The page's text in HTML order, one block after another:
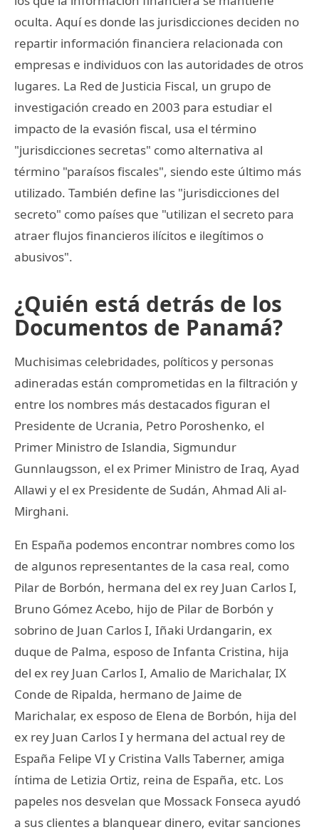
oculta. Aquí es donde las jurisdicciones deciden no
repartir información financiera relacionada con
empresas e individuos con las autoridades de otros
lugares. La Red de Justicia Fiscal, un grupo de
investigación creado en 2003 para estudiar el
impacto de la evasión fiscal, usa el término
"jurisdicciones secretas" como alternativa al
término "paraísos fiscales", siendo este último más
utilizado. También define las "jurisdicciones del
secreto" como países que "utilizan el secreto para
atraer flujos financieros ilícitos e ilegítimos o
abusivos".
¿Quién está detrás de los
Documentos de Panamá?
Muchisimas celebridades, políticos y personas
adineradas están comprometidas en la filtración y
entre los nombres más destacados figuran el
Presidente de Ucrania, Petro Poroshenko, el
Primer Ministro de Islandia, Sigmundur
Gunnlaugsson, el ex Primer Ministro de Iraq, Ayad
Allawi y el ex Presidente de Sudán, Ahmad Ali al-
Mirghani.
En España podemos encontrar nombres como los
de algunos representantes de la casa real, como
Pilar de Borbón, hermana del ex rey Juan Carlos I,
Bruno Gómez Acebo, hijo de Pilar de Borbón y
sobrino de Juan Carlos I, Iñaki Urdangarin, ex
duque de Palma, esposo de Infanta Cristina, hija
del ex rey Juan Carlos I, Amalio de Marichalar, IX
Conde de Ripalda, hermano de Jaime de
Marichalar, ex esposo de Elena de Borbón, hija del
ex rey Juan Carlos I y hermana del actual rey de
España Felipe VI y Cristina Valls Taberner, amiga
íntima de Letizia Ortiz, reina de España, etc. Los
papeles nos desvelan que Mossack Fonseca ayudó
a sus clientes a blanquear dinero, evitar sanciones